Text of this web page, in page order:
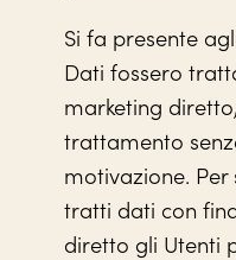
Si fa presente
Dati fossero
marketing
trattamento
motivazione.
tratti dati con
diretto gli Utenti